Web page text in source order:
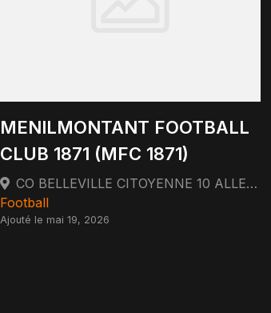
MENILMONTANT FOOTBALL
CLUB 1871 (MFC 1871)
CO BELLEVILLE CITOYENNE 10 ALLEE DU PERE JULIEN DHUIT 75020 PARIS 75020 Paris
Football
Ajouté le mai 19, 2026